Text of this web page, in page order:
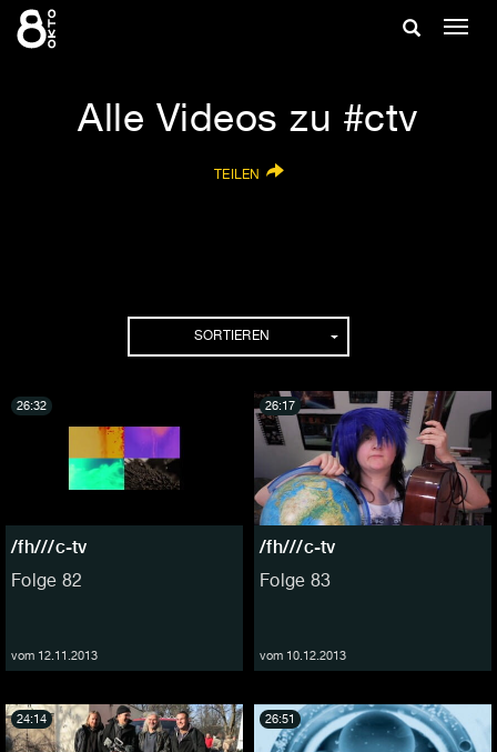
Zum
Inhalt
Suche
Alle Videos zu #ctv
TEILEN
SORTIEREN
/fh///c-tv
Folge 82
vom 12.11.2013
26:32
/fh///c-tv
Folge 83
vom 10.12.2013
26:17
24:14 26:51